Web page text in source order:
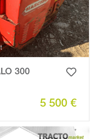
300
5 500 €